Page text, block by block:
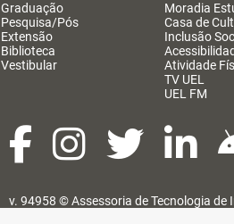
Graduação
Pesquisa/Pós
Extensão
Biblioteca
Vestibular
Moradia
Casa de
Inclusão
Atividade
TV UEL
UEL FM
v. 94958 ©Assessoria de Tecnologia de